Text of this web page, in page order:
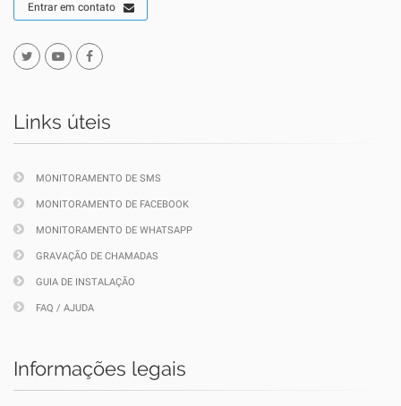
Entrar em contato
Links úteis
MONITORAMENTO DE SMS
MONITORAMENTO DE FACEBOOK
MONITORAMENTO DE WHATSAPP
GRAVAÇÃO DE CHAMADAS
GUIA DE INSTALAÇÃO
FAQ / AJUDA
Informações legais